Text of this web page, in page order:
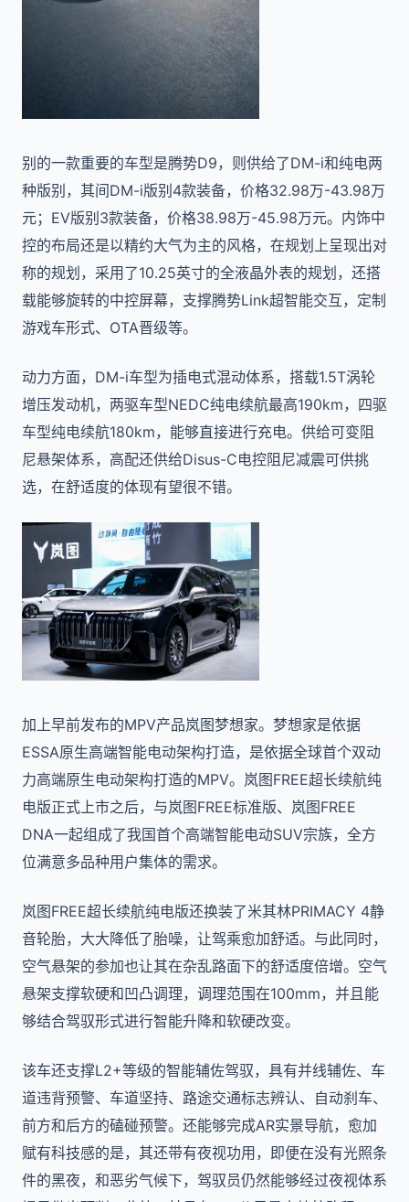
别的一款重要的车型是腾势D9，则供给了DM-i和纯电两
种版别，其间DM-i版别4款装备，价格32.98万-43.98万
元；EV版别3款装备，价格38.98万-45.98万元。内饰中
控的布局还是以精约大气为主的风格，在规划上呈现出对
称的规划，采用了10.25英寸的全液晶外表的规划，还搭
载能够旋转的中控屏幕，支撑腾势Link超智能交互，定制
游戏车形式、OTA晋级等。
动力方面，DM-i车型为插电式混动体系，搭载1.5T涡轮
增压发动机，两驱车型NEDC纯电续航最高190km，四驱
车型纯电续航180km，能够直接进行充电。供给可变阻
尼悬架体系，高配还供给Disus-C电控阻尼减震可供挑
选，在舒适度的体现有望很不错。
加上早前发布的MPV产品岚图梦想家。梦想家是依据
ESSA原生高端智能电动架构打造，是依据全球首个双动
力高端原生电动架构打造的MPV。岚图FREE超长续航纯
电版正式上市之后，与岚图FREE标准版、岚图FREE
DNA一起组成了我国首个高端智能电动SUV宗族，全方
位满意多品种用户集体的需求。
岚图FREE超长续航纯电版还换装了米其林PRIMACY 4静
音轮胎，大大降低了胎噪，让驾乘愈加舒适。与此同时，
空气悬架的参加也让其在杂乱路面下的舒适度倍增。空气
悬架支撑软硬和凹凸调理，调理范围在100mm，并且能
够结合驾驭形式进行智能升降和软硬改变。
该车还支撑L2+等级的智能辅佐驾驭，具有并线辅佐、车
道违背预警、车道坚持、路途交通标志辨认、自动刹车、
前方和后方的磕碰预警。还能够完成AR实景导航，愈加
赋有科技感的是，其还带有夜视功用，即便在没有光照条
件的黑夜，和恶劣气候下，驾驭员仍然能够经过夜视体系